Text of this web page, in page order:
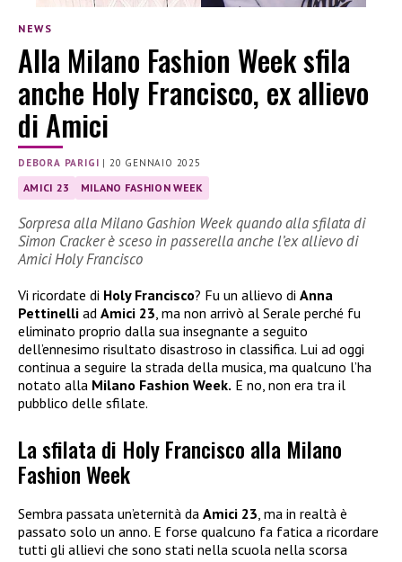
NEWS
Alla Milano Fashion Week sfila
anche Holy Francisco, ex allievo
di Amici
DEBORA PARIGI | 20 GENNAIO 2025
AMICI 23 MILANO FASHION WEEK
Sorpresa alla Milano Gashion Week quando alla sfilata di
Simon Cracker è sceso in passerella anche l’ex allievo di
Amici Holy Francisco
Vi ricordate di Holy Francisco? Fu un allievo di Anna
Pettinelli ad Amici 23, ma non arrivò al Serale perché fu
eliminato proprio dalla sua insegnante a seguito
dell’ennesimo risultato disastroso in classifica. Lui ad oggi
continua a seguire la strada della musica, ma qualcuno l’ha
notato alla Milano Fashion Week. E no, non era tra il
pubblico delle sfilate.
La sfilata di Holy Francisco alla Milano
Fashion Week
Sembra passata un’eternità da Amici 23 , ma in realtà è
passato solo un anno. E forse qualcuno fa fatica a ricordare
tutti gli allievi che sono stati nella scuola nella scorsa